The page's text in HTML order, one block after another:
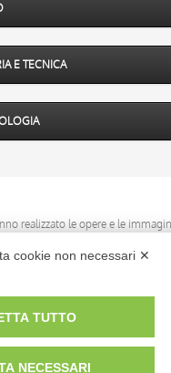
E TECNICA
realizzato le opere e le
cookie non necessari ✕
TUTTO
NECESSARI